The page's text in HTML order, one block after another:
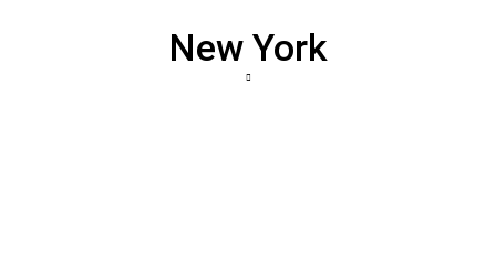
New York